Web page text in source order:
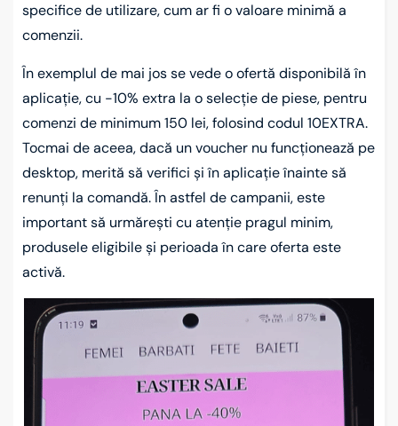
specifice de utilizare, cum ar fi o valoare minimă a
comenzii.
În exemplul de mai jos se vede o ofertă disponibilă în
aplicație, cu -10% extra la o selecție de piese, pentru
comenzi de minimum 150 lei, folosind codul 10EXTRA.
Tocmai de aceea, dacă un voucher nu funcționează pe
desktop, merită să verifici și în aplicație înainte să
renunți la comandă. În astfel de campanii, este
important să urmărești cu atenție pragul minim,
produsele eligibile și perioada în care oferta este
activă.